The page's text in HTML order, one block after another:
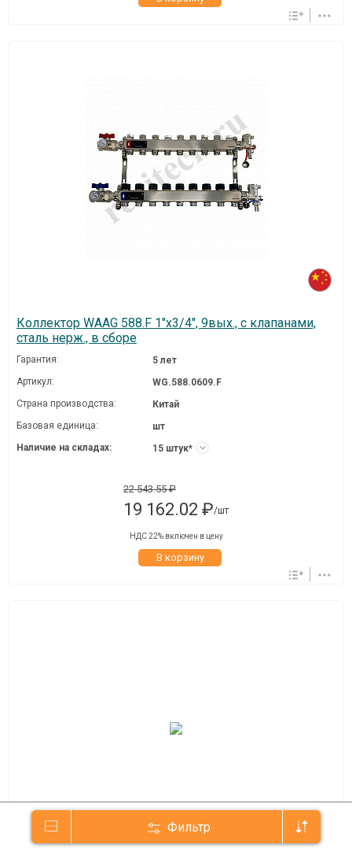
Фильтр
Коллектор WAAG 588.F 1"х3/4", 9вых., c клапанами,
сталь нерж., в сборе
Гарантия:
5 лет
Артикул:
WG.588.0609.F
Страна производства:
Китай
Базовая единица:
шт
Наличие на складах:
15 штук*
22 543.55 ₽
19 162.02 ₽/шт
НДС 22% включен в цену
В корзину